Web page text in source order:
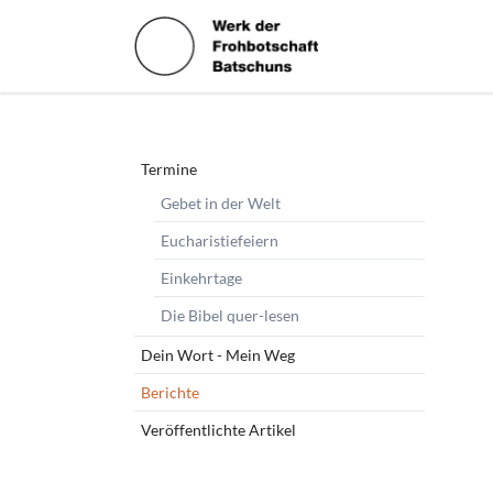
Navigation
Termine
Gebet in der Welt
Eucharistiefeiern
Einkehrtage
Die Bibel quer-lesen
Dein Wort - Mein Weg
Berichte
Veröffentlichte Artikel